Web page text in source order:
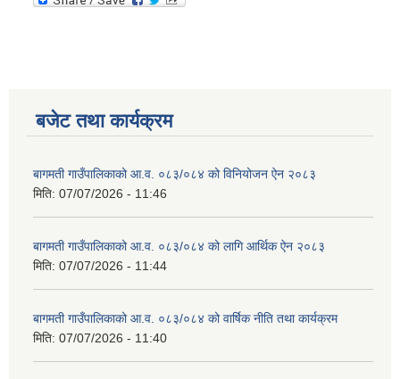
बजेट तथा कार्यक्रम
बागमती गाउँपालिकाको आ.व. ०८३/०८४ को विनियोजन ऐन २०८३
मिति: 07/07/2026 - 11:46
बागमती गाउँपालिकाको आ.व. ०८३/०८४ को लागि आर्थिक ऐन २०८३
मिति: 07/07/2026 - 11:44
बागमती गाउँपालिकाको आ.व. ०८३/०८४ को वार्षिक नीति तथा कार्यक्रम
मिति: 07/07/2026 - 11:40